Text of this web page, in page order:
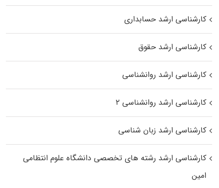
کارشناسی ارشد حسابداری
کارشناسی ارشد حقوق
کارشناسی ارشد روانشناسی
کارشناسی ارشد روانشناسی ۲
کارشناسی ارشد زبان شناسی
کارشناسی ارشد رﺷﺘﻪ ﻫﺎی تخصصی داﻧﺸﮕﺎه ﻋﻠﻮم انتظامی
اﻣﻴﻦ